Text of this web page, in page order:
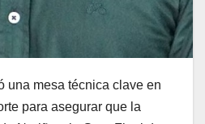
una mesa técnica clave en
para asegurar que la